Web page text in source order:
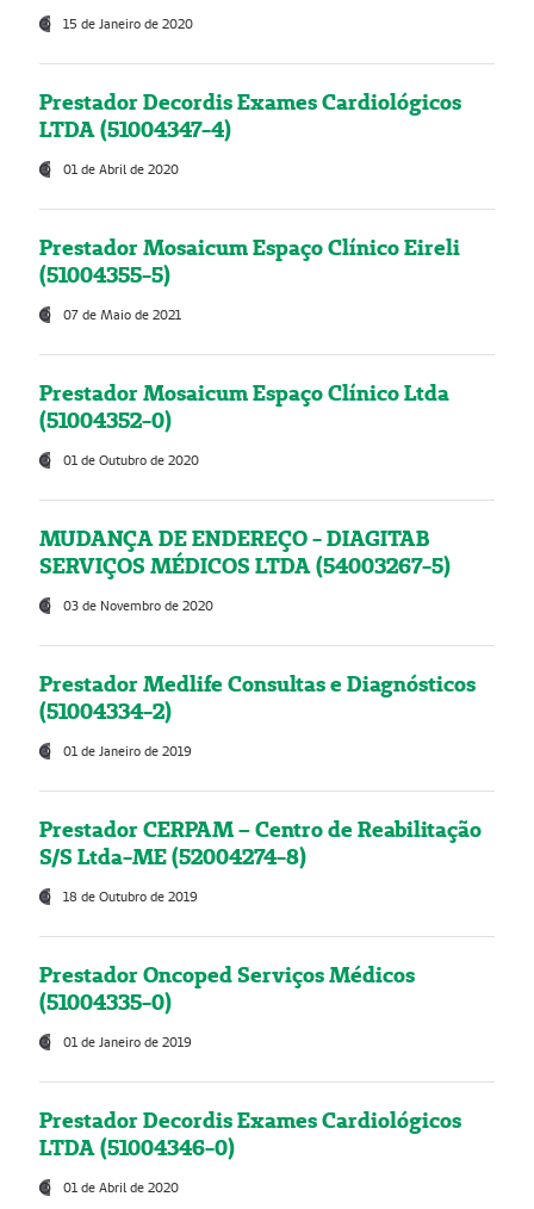
15 de Janeiro de 2020
Prestador Decordis Exames Cardiológicos
LTDA (51004347-4)
01 de Abril de 2020
Prestador Mosaicum Espaço Clínico Eireli
(51004355-5)
07 de Maio de 2021
Prestador Mosaicum Espaço Clínico Ltda
(51004352-0)
01 de Outubro de 2020
MUDANÇA DE ENDEREÇO - DIAGITAB
SERVIÇOS MÉDICOS LTDA (54003267-5)
03 de Novembro de 2020
Prestador Medlife Consultas e Diagnósticos
(51004334-2)
01 de Janeiro de 2019
Prestador CERPAM – Centro de Reabilitação
S/S Ltda-ME (52004274-8)
18 de Outubro de 2019
Prestador Oncoped Serviços Médicos
(51004335-0)
01 de Janeiro de 2019
Prestador Decordis Exames Cardiológicos
LTDA (51004346-0)
01 de Abril de 2020